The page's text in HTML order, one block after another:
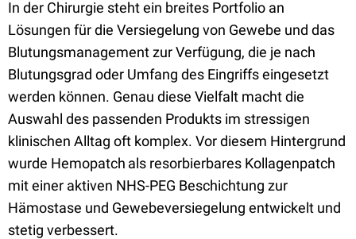
In der Chirurgie steht ein breites Portfolio an
Lösungen für die Versiegelung von Gewebe und das
Blutungsmanagement zur Verfügung, die je nach
Blutungsgrad oder Umfang des Eingriffs eingesetzt
werden können. Genau diese Vielfalt macht die
Auswahl des passenden Produkts im stressigen
klinischen Alltag oft komplex. Vor diesem Hintergrund
wurde Hemopatch als resorbierbares Kollagenpatch
mit einer aktiven NHS-PEG Beschichtung zur
Hämostase und Gewebeversiegelung entwickelt und
stetig verbessert.